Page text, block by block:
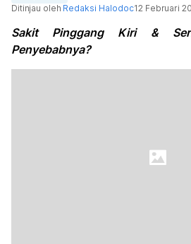
Ditinjau oleh Redaksi Halodoc12 Februari
Sakit Pinggang Kiri &
Penyebabnya?